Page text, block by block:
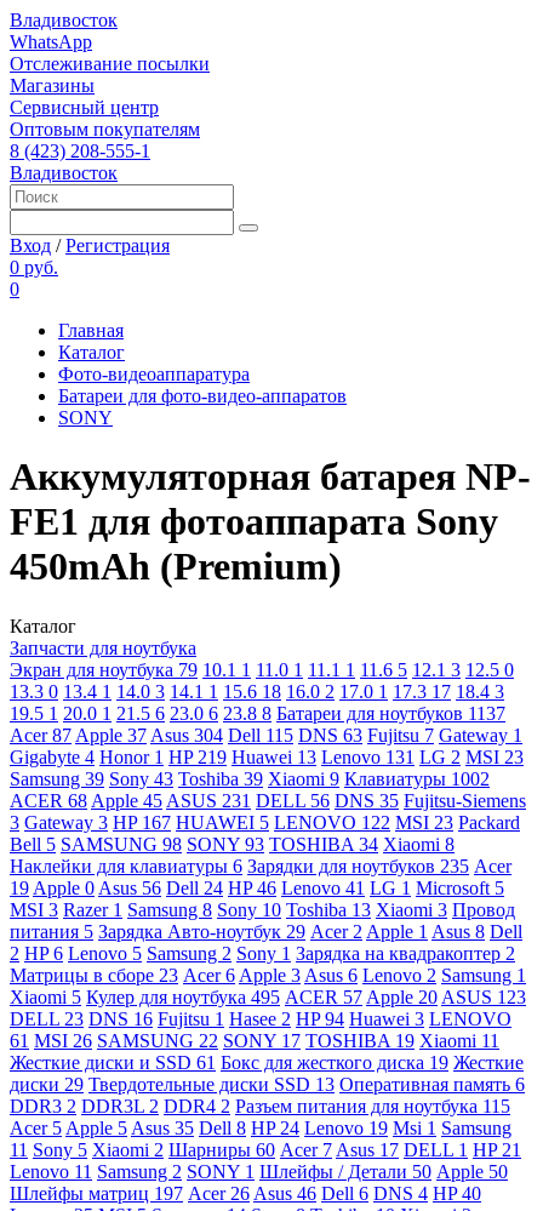
Владивосток
WhatsApp
Отслеживание посылки
Магазины
Сервисный центр
Оптовым покупателям
8 (423) 208-555-1
Владивосток
Вход /Регистрация
0 руб.
0
Главная
Каталог
Фото-видеоаппаратура
Батареи для фото-видео-аппаратов
SONY
Аккумуляторная батарея NP-
FE1 для фотоаппарата Sony
450mAh (Premium)
Каталог
Запчасти для ноутбука
Экран для ноутбука 79 10.1 1 11.0 1 11.1 1 11.6 5 12.1 3 12.5 0
13.3 0 13.4 1 14.0 3 14.1 1 15.6 18 16.0 2 17.0 1 17.3 17 18.4 3
19.5 1 20.0 1 21.5 6 23.0 6 23.8 8 Батареи для ноутбуков 1137
Acer87 Apple 37 Asus 304 Dell 115 DNS 63 Fujitsu 7 Gateway 1
Gigabyte 4 Honor 1 HP 219 Huawei 13 Lenovo 131 LG 2 MSI 23
Samsung 39 Sony 43 Toshiba 39 Xiaomi 9 Клавиатуры 1002
ACER 68 Apple 45 ASUS 231 DELL 56 DNS 35 Fujitsu-Siemens
3 Gateway 3 HP 167 HUAWEI 5 LENOVO 122 MSI 23 Packard
Bell 5 SAMSUNG 98 SONY 93 TOSHIBA 34 Xiaomi 8
Наклейки для клавиатуры 6 Зарядки для ноутбуков 235 Acer
19 Apple 0 Asus 56 Dell 24 HP46 Lenovo 41 LG 1 Microsoft 5
MSI 3 Razer 1 Samsung 8 Sony 10 Toshiba 13 Xiaomi 3 Провод
питания 5 Зарядка Авто-ноутбук 29 Acer 2 Apple 1 Asus 8 Dell
2 HP6 Lenovo 5 Samsung 2 Sony 1 Зарядка на квадракоптер 2
Матрицы в сборе 23 Acer6 Apple 3 Asus 6 Lenovo 2 Samsung 1
Xiaomi 5 Кулер для ноутбука 495 ACER 57 Apple 20 ASUS 123
DELL 23 DNS 16 Fujitsu 1 Hasee 2 HP94 Huawei 3 LENOVO
61 MSI 26 SAMSUNG 22 SONY 17 TOSHIBA 19 Xiaomi 11
Жесткие диски и SSD 61 Бокс для жесткого диска 19 Жесткие
диски 29 Твердотельные диски SSD 13 Оперативная память 6
DDR3 2 DDR3L 2 DDR4 2 Разъем питания для ноутбука 115
Acer 5 Apple 5 Asus 35 Dell 8 HP 24 Lenovo 19 Msi 1 Samsung
11 Sony 5 Xiaomi 2 Шарниры 60 Acer 7 Asus 17 DELL 1 HP 21
Lenovo 11 Samsung 2 SONY 1 Шлейфы / Детали 50 Apple 50
Шлейфы матриц 197 Acer 26 Asus 46 Dell 6 DNS 4 HP40